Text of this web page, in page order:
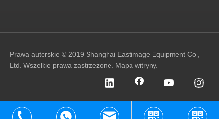
Prawa autorskie © 2019 Shanghai Eastimage Equipment Co.,
Ltd. Wszelkie prawa zastrzeżone. Mapa witryny.